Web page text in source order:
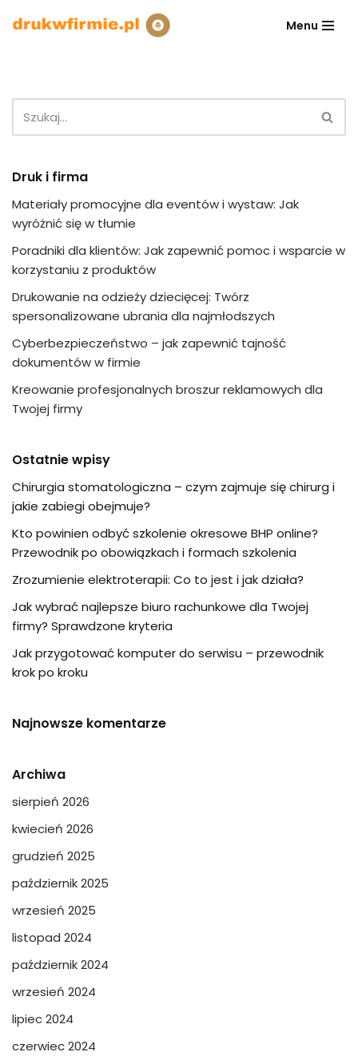
Menu
Druk i firma
Materiały promocyjne dla eventów i wystaw: Jak
wyróżnić się w tłumie
Poradniki dla klientów: Jak zapewnić pomoc i wsparcie w
korzystaniu z produktów
Drukowanie na odzieży dziecięcej: Twórz
spersonalizowane ubrania dla najmłodszych
Cyberbezpieczeństwo – jak zapewnić tajność
dokumentów w firmie
Kreowanie profesjonalnych broszur reklamowych dla
Twojej firmy
Ostatnie wpisy
Chirurgia stomatologiczna – czym zajmuje się chirurg i
jakie zabiegi obejmuje?
Kto powinien odbyć szkolenie okresowe BHP online?
Przewodnik po obowiązkach i formach szkolenia
Zrozumienie elektroterapii: Co to jest i jak działa?
Jak wybrać najlepsze biuro rachunkowe dla Twojej
firmy? Sprawdzone kryteria
Jak przygotować komputer do serwisu – przewodnik
krok po kroku
Najnowsze komentarze
Archiwa
sierpień 2026
kwiecień 2026
grudzień 2025
październik 2025
wrzesień 2025
listopad 2024
październik 2024
wrzesień 2024
lipiec 2024
czerwiec 2024